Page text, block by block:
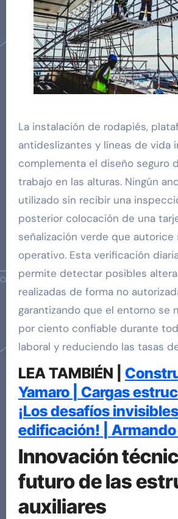
La instalación de rodapiés,
antideslizantes y líneas de vida
complementa el diseño seguro
trabajo en las alturas. Ningún
utilizado sin recibir una
posterior colocación de una
señalización verde que autorice
operativo. Esta verificación
permite detectar posibles
realizadas de forma no
garantizando que el entorno se
por ciento confiable durante
laboral y reduciendo las tasas
LEA TAMBIÉN |
Yamaro | Cargas
¡Los desafíos
edificación! |
Innovación
futuro de las
auxiliares